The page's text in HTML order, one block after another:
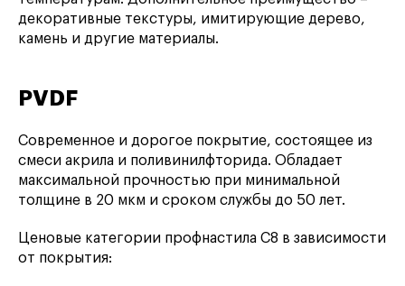
декоративные текстуры, имитирующие дерево,
камень и другие материалы.
PVDF
Современное и дорогое покрытие, состоящее из
смеси акрила и поливинилфторида. Обладает
максимальной прочностью при минимальной
толщине в 20 мкм и сроком службы до 50 лет.
Ценовые категории профнастила С8 в зависимости
от покрытия: